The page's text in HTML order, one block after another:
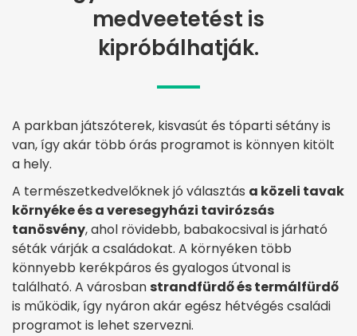
medveetetést is
kipróbálhatják.
A parkban játszóterek, kisvasút és tóparti sétány is
van, így akár több órás programot is könnyen kitölt
a hely.
A természetkedvelőknek jó választás a közeli tavak
környéke és a veresegyházi tavirózsás
tanösvény, ahol rövidebb, babakocsival is járható
séták várják a családokat. A környéken több
könnyebb kerékpáros és gyalogos útvonal is
található. A városban strandfürdő és termálfürdő
is működik, így nyáron akár egész hétvégés családi
programot is lehet szervezni.